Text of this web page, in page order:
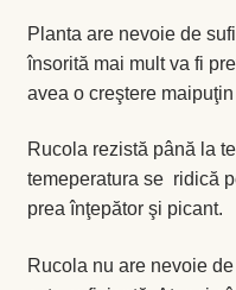
Busuioc roşu
Ceapă de tuns
Cimbrişor
Cimbru de grădină
Creson de grădină
Planta are nevoie de
însorită mai mult va fi
avea o creştere
Rucola rezistă până la
temeperatura se ridică
prea înţepător şi picant.
Rucola nu are nevoie